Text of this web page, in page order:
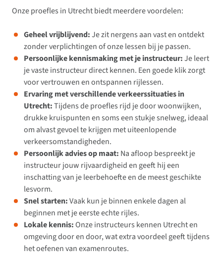
Onze proefles in Utrecht biedt meerdere voordelen:
Geheel vrijblijvend:Je zit nergens aan vast en ontdekt
zonder verplichtingen of onze lessen bij je passen.
Persoonlijke kennismaking met je instructeur:Je leert
je vaste instructeur direct kennen. Een goede klik zorgt
voor vertrouwen en ontspannen rijlessen.
Ervaring met verschillende verkeerssituaties in
Utrecht:Tijdens de proefles rijd je door woonwijken,
drukke kruispunten en soms een stukje snelweg, ideaal
om alvast gevoel te krijgen met uiteenlopende
verkeersomstandigheden.
Persoonlijk advies op maat: Na afloop bespreekt je
instructeur jouw rijvaardigheid en geeft hij een
inschatting van je leerbehoefte en de meest geschikte
lesvorm.
Snel starten:Vaak kun je binnen enkele dagen al
beginnen met je eerste echte rijles.
Lokale kennis:Onze instructeurs kennen Utrecht en
omgeving door en door, wat extra voordeel geeft tijdens
het oefenen van examenroutes.